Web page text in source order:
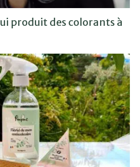
produit des colorants à